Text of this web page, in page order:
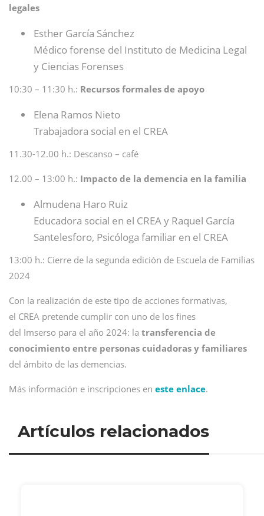
legales
Esther García Sánchez
Médico forense del Instituto de Medicina Legal
y Ciencias Forenses
10:30 – 11:30 h.: Recursos formales de apoyo
Elena Ramos Nieto
Trabajadora social en el CREA
11.30-12.00 h.: Descanso – café
12.00 – 13:00 h.: Impacto de la demencia en la familia
Almudena Haro Ruiz
Educadora social en el CREA y Raquel García
Santelesforo, Psicóloga familiar en el CREA
13:00 h.: Cierre de la segunda edición de Escuela de Familias
2024
Con la realización de este tipo de acciones formativas,
el CREA pretende cumplir con uno de los fines
del Imserso para el año 2024: la transferencia de
conocimiento entre personas cuidadoras y familiares
del ámbito de las demencias.
Más información e inscripciones en este enlace.
Artículos relacionados